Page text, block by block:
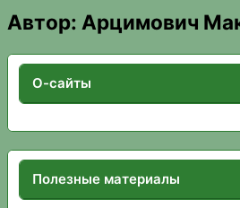
Автор: Арцимович
О-сайты
Полезные материалы